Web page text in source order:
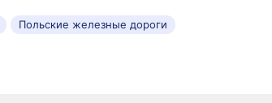
Польские железные дороги